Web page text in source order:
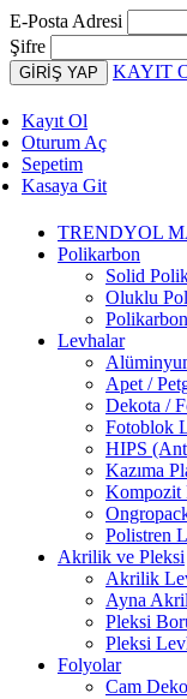
E-Posta Adresi
Şifre
KAYIT
Kayıt Ol
Oturum Aç
Sepetim
Kasaya Git
TRENDYOL
Polikarbon
Solid
Oluklu
Levhalar
Apet /
Dekota /
Fotoblok
HIPS
Kazıma
Kompozit
Polistren
Akrilik ve Pleksi
Akrilik
Ayna
Pleksi
Pleksi
Folyolar
Cam